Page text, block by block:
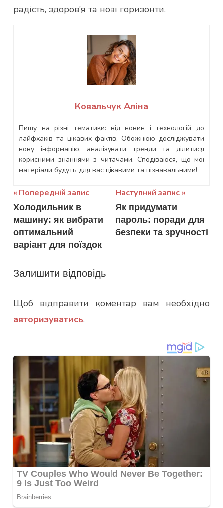
радість, здоров’я та нові горизонти.
Ковальчук Аліна
Пишу на різні тематики: від новин і технологій до
лайфхаків та цікавих фактів. Обожнюю досліджувати
нову інформацію, аналізувати тренди та ділитися
корисними знаннями з читачами. Сподіваюся, що мої
матеріали будуть для вас цікавими та пізнавальними!
Навігація
записів
Попередній запис
Холодильник в
машину: як вибрати
оптимальний
варіант для поїздок
Наступний запис
Як придумати
пароль: поради для
безпеки та зручності
Залишити відповідь
Щоб відправити коментар вам необхідно
авторизуватись.